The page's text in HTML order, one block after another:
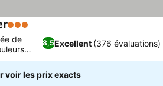
3 Étoiles
8,5Excellent (376 évaluations)
de
voir les prix exacts